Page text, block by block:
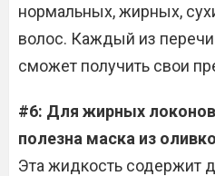
нормальных, жирных,
волос. Каждый из
сможет получить свои
#6: Для жирных
полезна маска из
Эта жидкость содержит